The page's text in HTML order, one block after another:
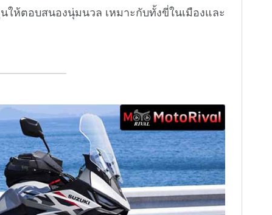
ให้ตอบสนองนุ่มนวล เหมาะกับทั้งขี่ในเมืองและ